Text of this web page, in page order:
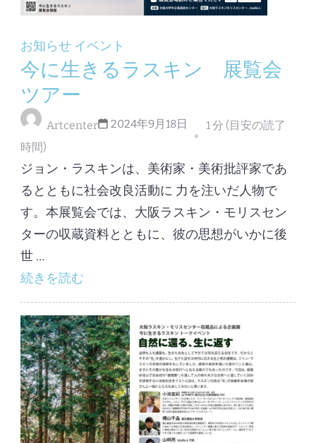
お知らせ イベント
今に生きるラスキン 展覧会
ツアー
Artcenter 2024年9月18日
1 分 (目安の読了
時間)
ジョン・ラスキンは、美術家・美術批評家であ
るとともに社会改良活動に 力を注いだ人物で
す。本展覧会では、大阪ラスキン・モリスセン
ターの収蔵資料とともに、彼の思想がいかに後
世 …
続きを読む